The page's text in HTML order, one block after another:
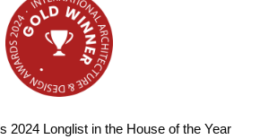
2024 Longlist in the House of the Year